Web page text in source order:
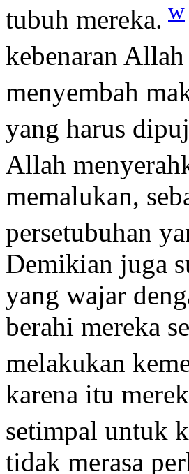
tubuh mereka. w
kebenaran
menyembah
yang harus
Allah
memalukan,
persetubuhan
Demikian juga
yang wajar
berahi mereka
melakukan
karena itu
setimpal untuk
tidak merasa